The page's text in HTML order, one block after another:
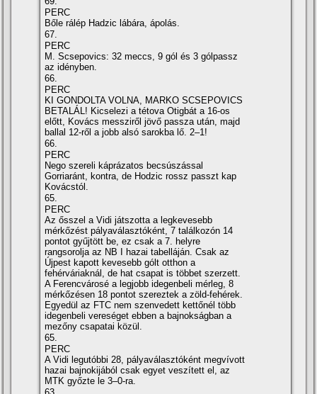
PERC
Bőle rálép Hadzic lábára, ápolás.
67.
PERC
M. Scsepovics: 32 meccs, 9 gól és 3 gólpassz
az idényben.
66.
PERC
KI GONDOLTA VOLNA, MARKO SCSEPOVICS
BETALÁL! Kicselezi a tétova Otigbát a 16-os
előtt, Kovács messziről jövő passza után, majd
ballal 12-ről a jobb alsó sarokba lő. 2–1!
66.
PERC
Nego szereli káprázatos becsúszással
Gorriaránt, kontra, de Hodzic rossz passzt kap
Kovácstól.
65.
PERC
Az ősszel a Vidi játszotta a legkevesebb
mérkőzést pályaválasztóként, 7 találkozón 14
pontot gyűjtött be, ez csak a 7. helyre
rangsorolja az NB I hazai tabelláján. Csak az
Újpest kapott kevesebb gólt otthon a
fehérváriaknál, de hat csapat is többet szerzett.
A Ferencvárosé a legjobb idegenbeli mérleg, 8
mérkőzésen 18 pontot szereztek a zöld-fehérek.
Egyedül az FTC nem szenvedett kettőnél több
idegenbeli vereséget ebben a bajnokságban a
mezőny csapatai közül.
65.
PERC
A Vidi legutóbbi 28, pályaválasztóként megví­vott
hazai bajnokijából csak egyet veszí­tett el, az
MTK győzte le 3–0-ra.